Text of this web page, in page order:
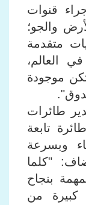
قنوات
والجو؛
متقدمة
العالم،
موجودة
طائرات
تابعة
وبسرعة
"كلما
بنجاح
من